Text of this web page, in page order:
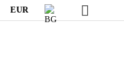
EUR